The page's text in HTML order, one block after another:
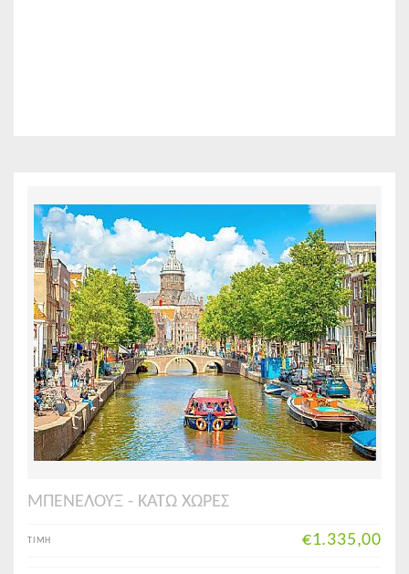
ΜΠΕΝΕΛΟΥΞ - ΚΑΤΩ ΧΩΡΕΣ
ΤΙΜΗ €1.335,00